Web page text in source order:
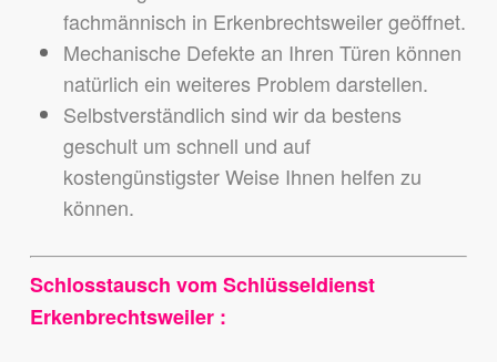
fachmännisch in Erkenbrechtsweiler geöffnet.
Mechanische Defekte an Ihren Türen können
natürlich ein weiteres Problem darstellen.
Selbstverständlich sind wir da bestens
geschult um schnell und auf
kostengünstigster Weise Ihnen helfen zu
können.
Schlosstausch vom Schlüsseldienst
Erkenbrechtsweiler :